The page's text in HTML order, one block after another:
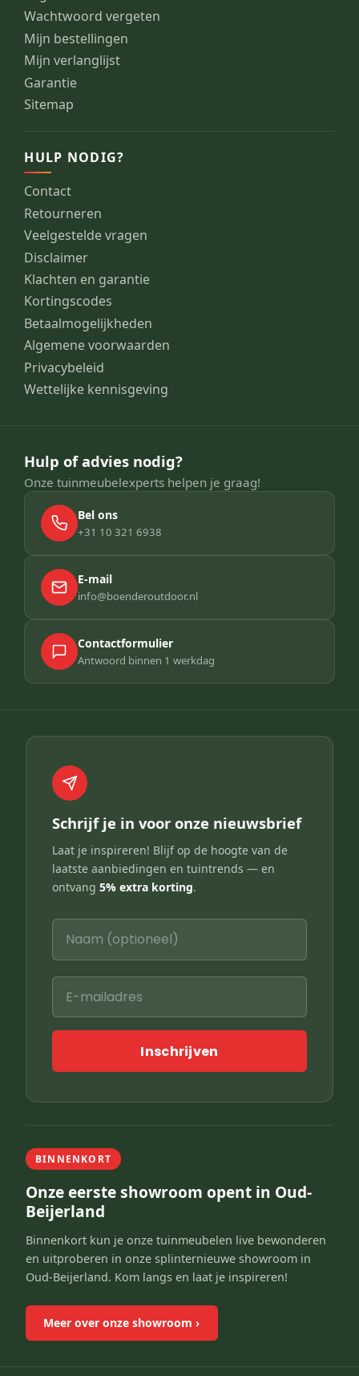
Wachtwoord vergeten
Mijn bestellingen
Mijn verlanglijst
Garantie
Sitemap
HULP NODIG?
Contact
Retourneren
Veelgestelde vragen
Disclaimer
Klachten en garantie
Kortingscodes
Betaalmogelijkheden
Algemene voorwaarden
Privacybeleid
Wettelijke kennisgeving
Hulp of advies nodig?
Onze tuinmeubelexperts helpen je graag!
Bel ons
+31 10 321 6938
E-mail
info@boenderoutdoor.nl
Contactformulier
Antwoord binnen 1 werkdag
Schrijf je in voor onze nieuwsbrief
Laat je inspireren! Blijf op de hoogte van de
laatste aanbiedingen en tuintrends — en
ontvang 5% extra korting.
Inschrijven
BINNENKORT
Onze eerste showroom opent in Oud-
Beijerland
Binnenkort kun je onze tuinmeubelen live bewonderen
en uitproberen in onze splinternieuwe showroom in
Oud-Beijerland. Kom langs en laat je inspireren!
Meer over onze showroom ›